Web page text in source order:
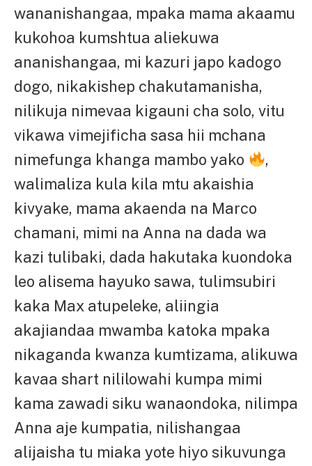
wananishangaa, mpaka mama akaamu
kukohoa kumshtua aliekuwa
ananishangaa, mi kazuri japo kadogo
dogo, nikakishep chakutamanisha,
nilikuja nimevaa kigauni cha solo, vitu
vikawa vimejificha sasa hii mchana
nimefunga khanga mambo yako
,
walimaliza kula kila mtu akaishia
kivyake, mama akaenda na Marco
chamani, mimi na Anna na dada wa
kazi tulibaki, dada hakutaka kuondoka
leo alisema hayuko sawa, tulimsubiri
kaka Max atupeleke, aliingia
akajiandaa mwamba katoka mpaka
nikaganda kwanza kumtizama, alikuwa
kavaa shart nililowahi kumpa mimi
kama zawadi siku wanaondoka, nilimpa
Anna aje kumpatia, nilishangaa
alijaisha tu miaka yote hiyo sikuvunga